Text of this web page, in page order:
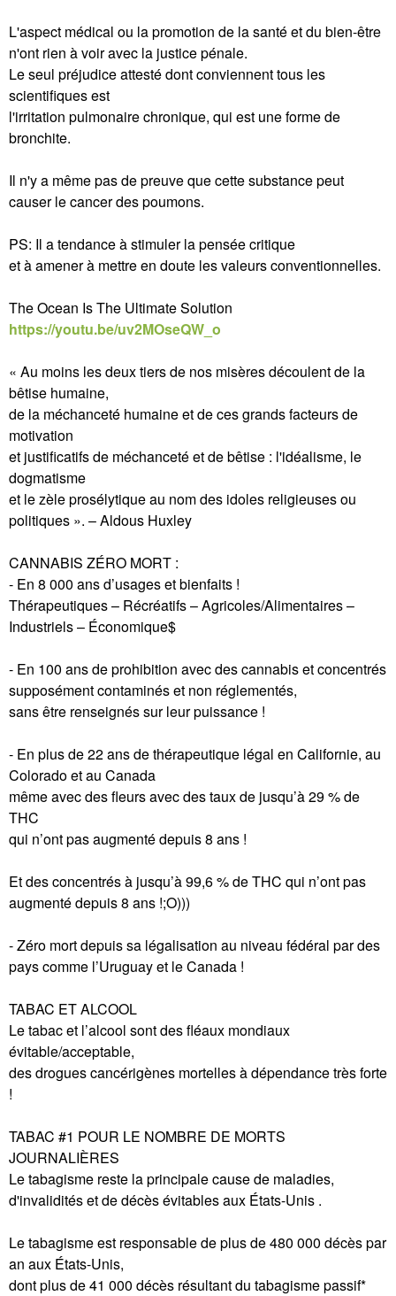
L'aspect médical ou la promotion de la santé et du bien-être
n'ont rien à voir avec la justice pénale.
Le seul préjudice attesté dont conviennent tous les
scientifiques est
l'irritation pulmonaire chronique, qui est une forme de
bronchite.
Il n'y a même pas de preuve que cette substance peut
causer le cancer des poumons.
PS: Il a tendance à stimuler la pensée critique
et à amener à mettre en doute les valeurs conventionnelles.
The Ocean Is The Ultimate Solution
https://youtu.be/uv2MOseQW_o
« Au moins les deux tiers de nos misères découlent de la
bêtise humaine,
de la méchanceté humaine et de ces grands facteurs de
motivation
et justificatifs de méchanceté et de bêtise : l'idéalisme, le
dogmatisme
et le zèle prosélytique au nom des idoles religieuses ou
politiques ». – Aldous Huxley
CANNABIS ZÉRO MORT :
- En 8 000 ans d’usages et bienfaits !
Thérapeutiques – Récréatifs – Agricoles/Alimentaires –
Industriels – Économique$
- En 100 ans de prohibition avec des cannabis et concentrés
supposément contaminés et non réglementés,
sans être renseignés sur leur puissance !
- En plus de 22 ans de thérapeutique légal en Californie, au
Colorado et au Canada
même avec des fleurs avec des taux de jusqu’à 29 % de
THC
qui n’ont pas augmenté depuis 8 ans !
Et des concentrés à jusqu’à 99,6 % de THC qui n’ont pas
augmenté depuis 8 ans !;O)))
- Zéro mort depuis sa légalisation au niveau fédéral par des
pays comme l’Uruguay et le Canada !
TABAC ET ALCOOL
Le tabac et l’alcool sont des fléaux mondiaux
évitable/acceptable,
des drogues cancérigènes mortelles à dépendance très forte
!
TABAC #1 POUR LE NOMBRE DE MORTS
JOURNALIÈRES
Le tabagisme reste la principale cause de maladies,
d'invalidités et de décès évitables aux États-Unis .
Le tabagisme est responsable de plus de 480 000 décès par
an aux États-Unis,
dont plus de 41 000 décès résultant du tabagisme passif*